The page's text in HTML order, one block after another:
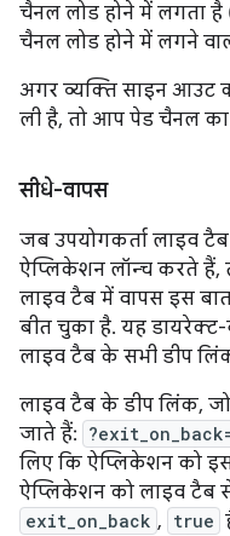
चैनल लोड होने में लगता
चैनल लोड होने में लगने
अगर व्यक्ति साइन आउट
ली है, तो आप पेड चैनल
सीधे-वापस
जब उपयोगकर्ता लाइव
ऐप्लिकेशन लॉन्च करते हैं,
लाइव टैब में वापस इस
बीत चुका है. यह
लाइव टैब के सभी डीप
लाइव टैब के डीप लिंक,
जाते हैं:
लिए कि ऐप्लिकेशन को इस
ऐप्लिकेशन को लाइव टैब से
exit_on_back , true